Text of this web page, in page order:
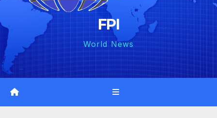
FPI
World News